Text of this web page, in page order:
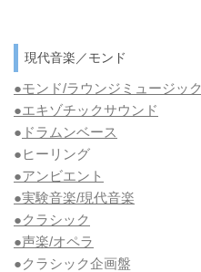
現代音楽／モンド
●モンド/ラウンジミュージック
●エキゾチックサウンド
● ドラムンベース
●ヒーリング
●アンビエント
●実験音楽/現代音楽
●クラシック
●声楽/オペラ
●クラシック企画盤